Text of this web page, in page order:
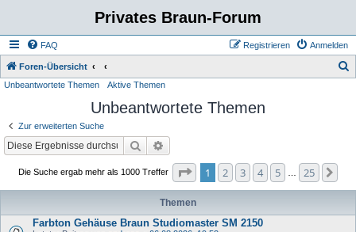
Privates Braun-Forum
FAQ Anmelden
Registrieren
Foren-Übersicht
Unbeantwortete Themen Aktive Themen
Unbeantwortete Themen
Zur erweiterten Suche
Suche
Die Suche ergab mehr als 1000 Treffer Seite von
1 2 3 4 5 25
Themen
Farbton Gehäuse Braun Studiomaster SM 2150